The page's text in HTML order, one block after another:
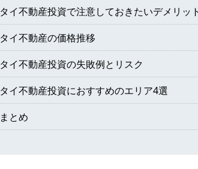
タイ不動産投資で注意しておきたいデメリット
タイ不動産の価格推移
タイ不動産投資の失敗例とリスク
タイ不動産投資におすすめのエリア4選
まとめ